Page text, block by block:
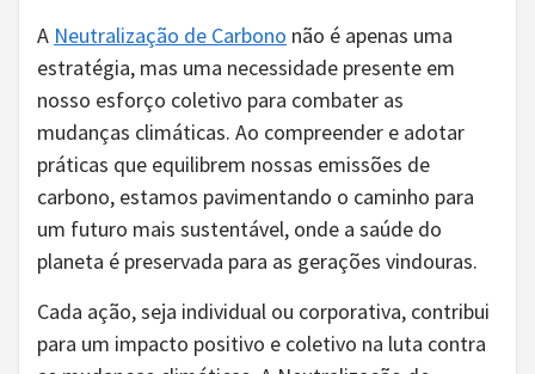
A Neutralização de Carbono não é apenas uma
estratégia, mas uma necessidade presente em
nosso esforço coletivo para combater as
mudanças climáticas. Ao compreender e adotar
práticas que equilibrem nossas emissões de
carbono, estamos pavimentando o caminho para
um futuro mais sustentável, onde a saúde do
planeta é preservada para as gerações vindouras.
Cada ação, seja individual ou corporativa, contribui
para um impacto positivo e coletivo na luta contra